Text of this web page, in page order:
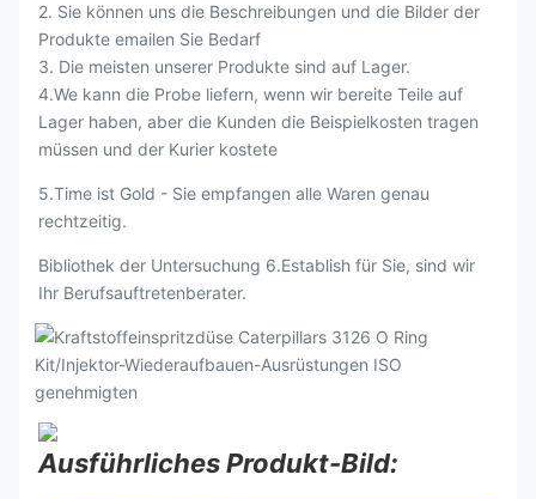
2. Sie können uns die Beschreibungen und die Bilder der
Produkte emailen Sie Bedarf
3. Die meisten unserer Produkte sind auf Lager.
4.We kann die Probe liefern, wenn wir bereite Teile auf
Lager haben, aber die Kunden die Beispielkosten tragen
müssen und der Kurier kostete
5.Time ist Gold - Sie empfangen alle Waren genau
rechtzeitig.
Bibliothek der Untersuchung 6.Establish für Sie, sind wir
Ihr Berufsauftretenberater.
Ausführliches Produkt-Bild: